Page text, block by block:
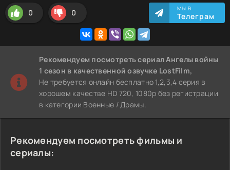
0 0 МЫ В
Телеграм
Рекомендуем посмотреть сериал Ангелы войны
1 сезон в качественной озвучке LostFilm,
Не требуется онлайн бесплатно 1,2,3,4 серия в
хорошем качестве HD 720, 1080p без регистрации
в категории Военные / Драмы.
Рекомендуем посмотреть фильмы и
сериалы: